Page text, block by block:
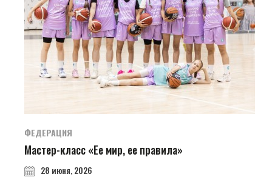
ФЕДЕРАЦИЯ
Мастер-класс «Ее мир, ее правила»
28 июня, 2026